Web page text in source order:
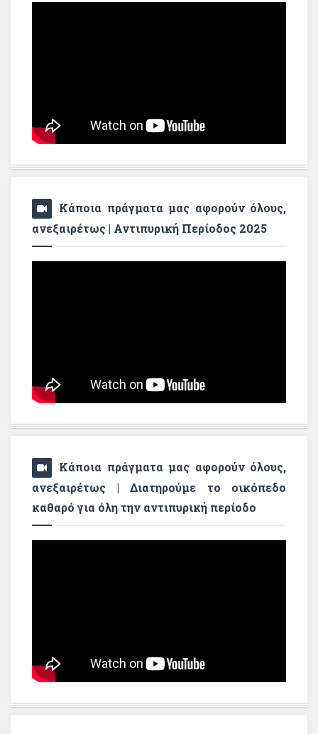
Κάποια πράγματα μας αφορούν όλους,
ανεξαιρέτως | Αντιπυρική Περίοδος 2025
Κάποια πράγματα μας αφορούν όλους,
ανεξαιρέτως | Διατηρούμε το οικόπεδο
καθαρό για όλη την αντιπυρική περίοδο